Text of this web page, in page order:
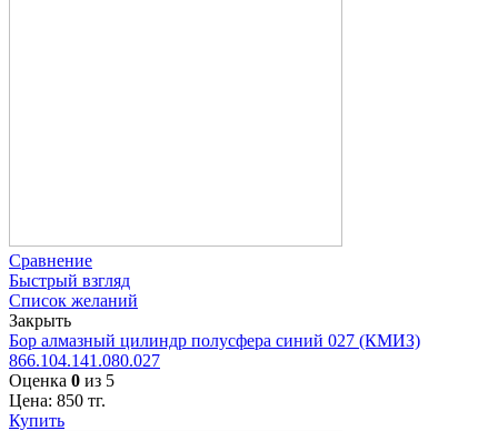
Сравнение
Быстрый взгляд
Список желаний
Закрыть
Бор алмазный цилиндр полусфера синий 027 (КМИЗ)
866.104.141.080.027
Оценка 0 из 5
Цена: 850 тг.
Купить